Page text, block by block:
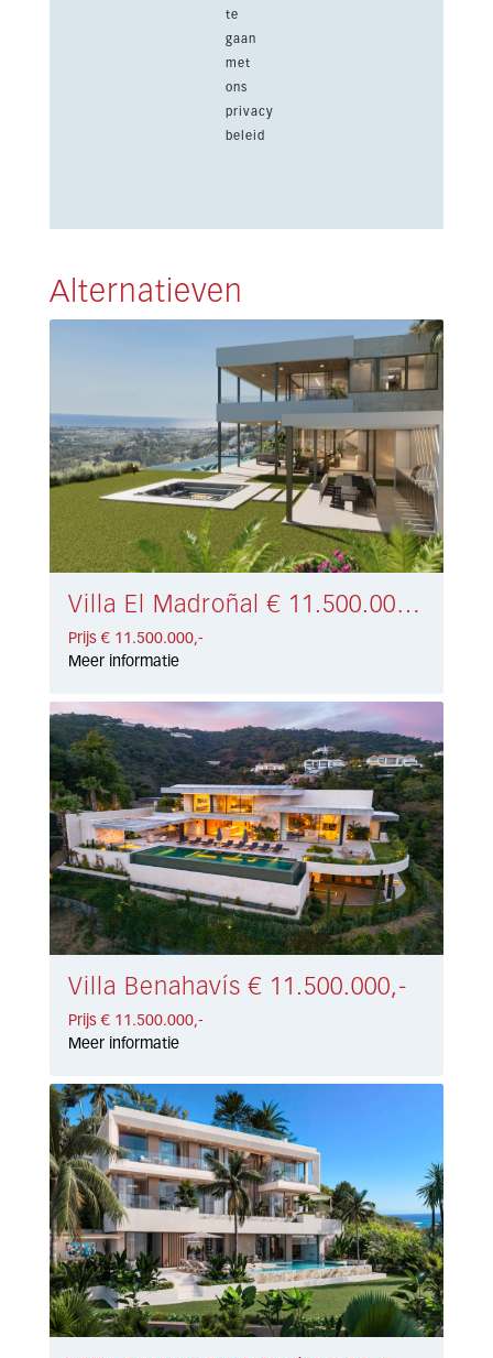
te
gaan
met
ons
privacy
beleid
Alternatieven
Villa El Madroñal € 11.500.000,-
Prijs € 11.500.000,-
Meer informatie
Villa Benahavís € 11.500.000,-
Prijs € 11.500.000,-
Meer informatie